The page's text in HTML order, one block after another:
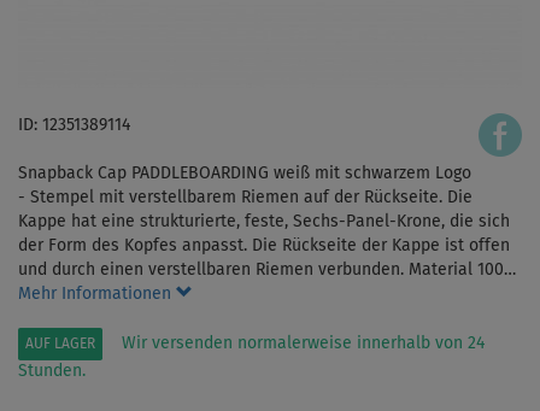
ID: 12351389114
Snapback Cap PADDLEBOARDING weiß mit schwarzem Logo
- Stempel mit verstellbarem Riemen auf der Rückseite. Die
Kappe hat eine strukturierte, feste, Sechs-Panel-Krone, die sich
der Form des Kopfes anpasst. Die Rückseite der Kappe ist offen
und durch einen verstellbaren Riemen verbunden. Material 100…
Mehr Informationen
AUF LAGER
Wir versenden normalerweise innerhalb von 24
Stunden.